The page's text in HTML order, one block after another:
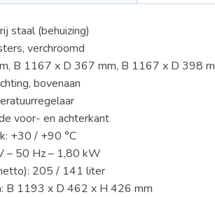
staal (behuizing)
verchroomd
B 1167 x D 367 mm, B 1167 x D 398
bovenaan
voor- en achterkant
+30 / +90 °C
– 50 Hz – 1,80 kW
205 / 141 liter
B 1193 x D 462 x H 426 mm